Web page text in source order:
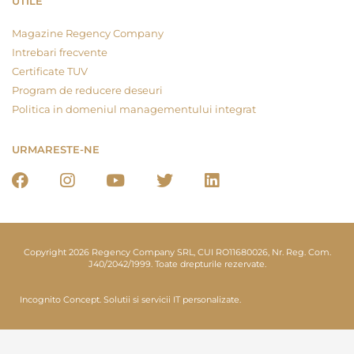
Magazine Regency Company
Intrebari frecvente
Certificate TUV
Program de reducere deseuri
Politica in domeniul managementului integrat
URMARESTE-NE
Copyright 2026 Regency Company SRL, CUI RO11680026, Nr. Reg. Com.
J40/2042/1999. Toate drepturile rezervate.
Incognito Concept. Solutii si servicii IT personalizate.